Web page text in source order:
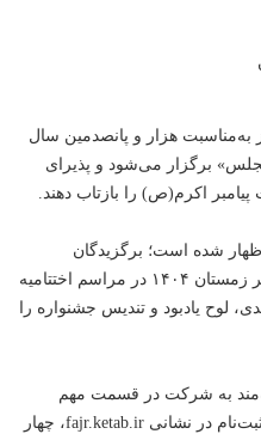
هزار و پانصدمین سال
برگزار می‌شود و پذیرای
اکرم(ص) را بازتاب دهند.
ارسال آثار تا ۳۰ آذرماه ۱۴۰۴ اظهار شده است؛ برگزیدگان
بیستمین جشنواره بین‌المللی شعر فجر زمستان ۱۴۰۴ در مراسم اختتامیه
لوح یادبود و تندیس جشنواره را
به شرکت در قسمت مهم
جشنواره می‌توانند بعد از تکمیل فرم ثبت‌نام در نشانی fajr.ketab.ir، چهار